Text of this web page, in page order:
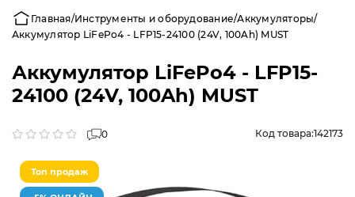
Главная Инструменты и оборудование Аккумуляторы
Аккумулятор LiFePo4 - LFP15-24100 (24V, 100Ah) MUST
Аккумулятор LiFePo4 - LFP15-
24100 (24V, 100Ah) MUST
0 Код товара:142173
Топ продаж